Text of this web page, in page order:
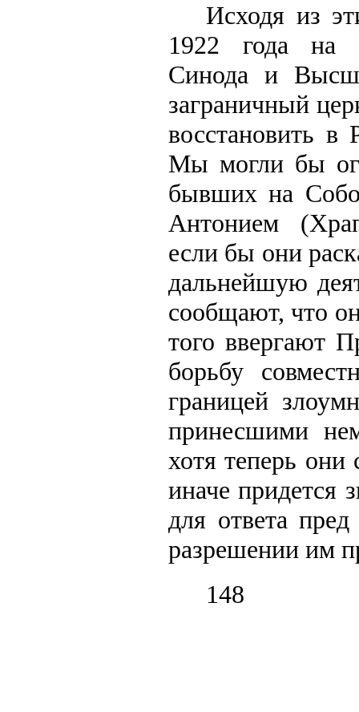
Исходя из
1922 года на
Синода и
заграничный
восстановить
Мы могли бы
бывших на
Антонием
если бы они
дальнейшую
сообщают, что
того ввергают
борьбу
границей
принесшими
хотя теперь
иначе придется
для ответа
разрешении им
148